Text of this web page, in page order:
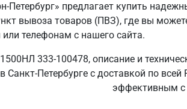
Петербург» предлагает купить
вывоза товаров (ПВЗ), где вы
телефонам с нашего сайта.
333-100478, описание и
с доставкой по
эффективным с